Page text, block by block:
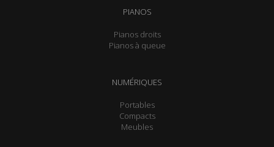
PIANOS
Pianos droits
Pianos à queue
NUMÉRIQUES
Portables
Compacts
Meubles